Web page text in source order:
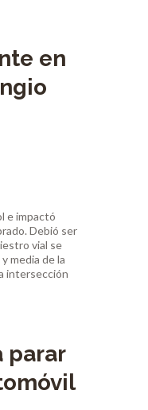
en
e impactó
Debió ser
vial se
media de la
intersección
parar